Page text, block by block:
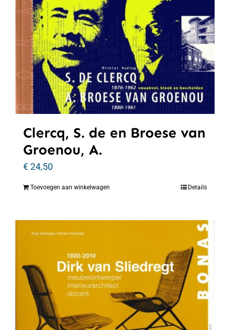
Clercq, S. de en Broese van
Groenou, A.
€24,50
Toevoegen aan winkelwagen Details